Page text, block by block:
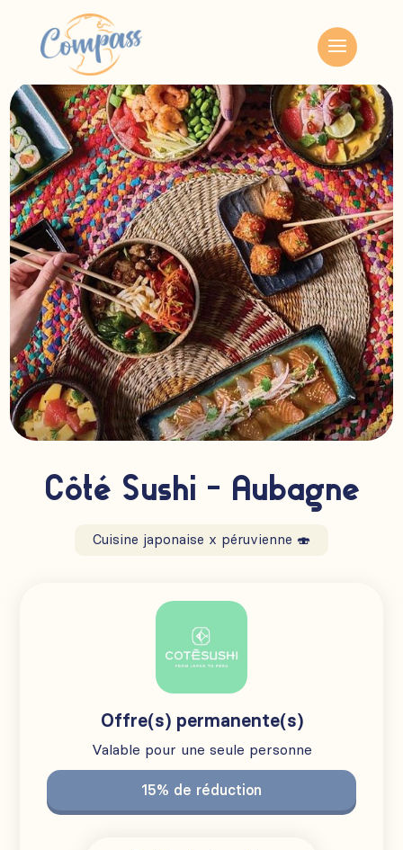
Côté Sushi - Aubagne
Cuisine japonaise x péruvienne 🍣
Offre(s) permanente(s)
Valable pour une seule personne
15% de réduction